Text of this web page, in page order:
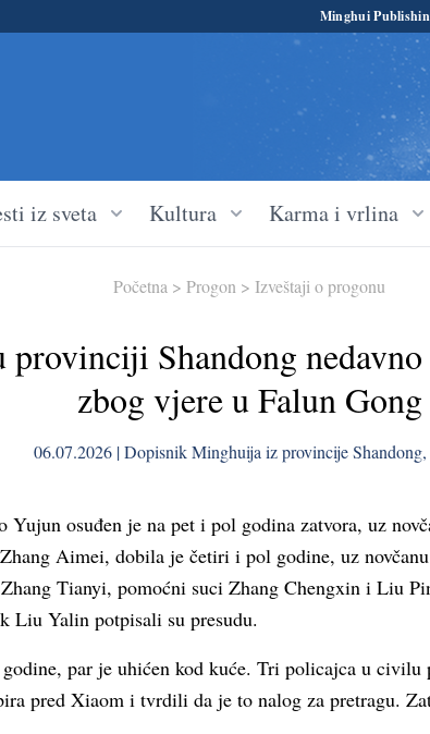
Minghui
iz sveta Kultura Karma i vrlina
Početna > Progon > Izveštaji o progonu
Shandong nedavno
zbog vjere u Falun Gong
06.07.2026 | Dopisnik Minghuija iz provincije
Yujun osuđen je na pet i pol godina zatvora, uz
Aimei, dobila je četiri i pol godine, uz
Tianyi, pomoćni suci Zhang Chengxin i Liu
Liu Yalin potpisali su presudu.
par je uhićen kod kuće. Tri policajca u civilu
pred Xiaom i tvrdili da je to nalog za pretragu.